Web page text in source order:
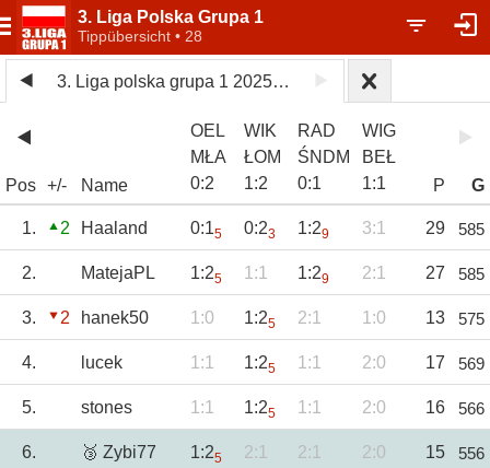
3. Liga Polska Grupa 1
Tippübersicht • 28
3. Liga polska grupa 1 2025/26
Pos +/- Name
OEL
MŁA
0:2
WIK
ŁOM
1:2
RAD
ŚNDM
0:1
WIG
BEŁ
1:1 P G
1. 2 Haaland 0:15 0:23 1:29 3:1 29 585
2. MatejaPL 1:25 1:1 1:29 2:1 27 585
3. 2 hanek50 1:0 1:25 2:1 1:0 13 575
4. lucek 1:1 1:25 1:1 2:0 17 569
5. stones 1:1 1:25 1:1 2:0 16 566
6. 🥉 Zybi77 1:25 2:1 2:1 2:0 15 556